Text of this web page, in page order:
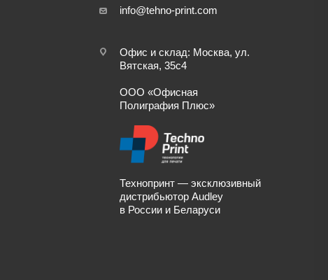
info@tehno-print.com
Офис и склад: Москва, ул.
Вятская, 35с4
ООО «Офисная
Полиграфия Плюс»
Технопринт — эксклюзивный
дистрибьютор Audley
в России и Беларуси